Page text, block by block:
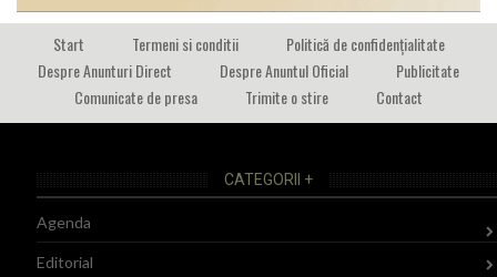
Start Termeni si conditii
Politică de confidențialitate
Despre Anunturi Direct
Despre Anuntul Oficial
Publicitate
Comunicate de presa
Trimite o stire Contact
CATEGORII +
Agenda
Editorial